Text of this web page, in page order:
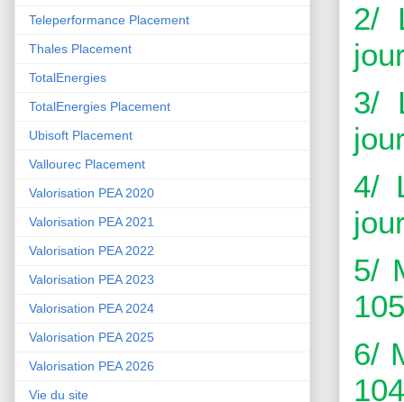
2/
3/
4/
5/
6/
Teleperformance Placement
Thales Placement
TotalEnergies
TotalEnergies Placement
Ubisoft Placement
Vallourec Placement
Valorisation PEA 2020
Valorisation PEA 2021
Valorisation PEA 2022
Valorisation PEA 2023
Valorisation PEA 2024
Valorisation PEA 2025
Valorisation PEA 2026
Vie du site